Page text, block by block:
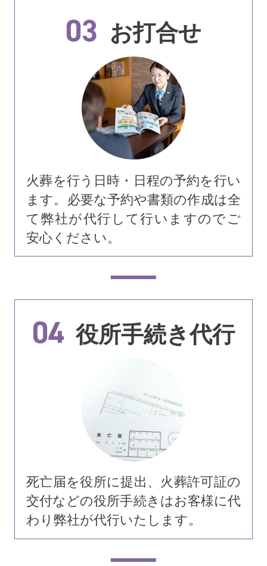
03 お打合せ
火葬を行う日時・日程の予約を行い
ます。必要な予約や書類の作成は全
て弊社が代行して行いますのでご
安心ください。
04 役所手続き代行
死亡届を役所に提出、火葬許可証の
交付などの役所手続きはお客様に代
わり弊社が代行いたします。